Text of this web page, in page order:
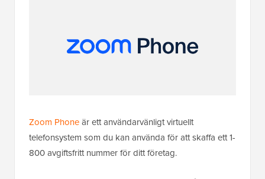
Zoom Phoneär ett användarvänligt virtuellt
telefonsystem som du kan använda för att skaffa ett 1-
800 avgiftsfritt nummer för ditt företag.